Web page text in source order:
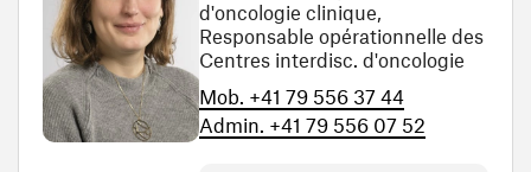
d'oncologie clinique,
Responsable opérationnelle des
Centres interdisc. d'oncologie
Mob. +41 79 556 37 44
Admin. +41 79 556 07 52